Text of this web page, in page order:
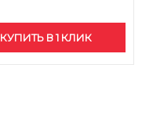
КУПИТЬ В 1 КЛИК